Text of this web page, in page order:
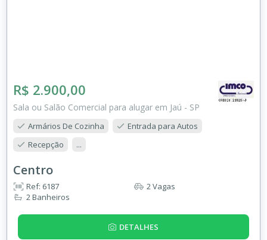
R$ 2.900,00
Sala ou Salão Comercial para alugar em Jaú - SP
Armários De Cozinha
Entrada para Autos
Recepção
...
Centro
Ref: 6187
2 Banheiros
2 Vagas
DETALHES